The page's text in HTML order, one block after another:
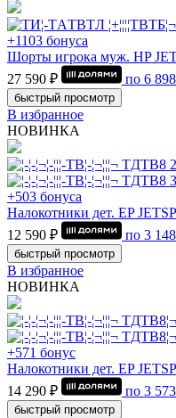
+1103 бонуса
Шорты игрока муж. HP
27 590 ₽
по 6 898
быстрый просмотр
В избранное
НОВИНКА
+503 бонуса
Налокотники дет. EP
12 590 ₽
по 3 148
быстрый просмотр
В избранное
НОВИНКА
+571 бонус
Налокотники дет. EP
14 290 ₽
по 3 573
быстрый просмотр